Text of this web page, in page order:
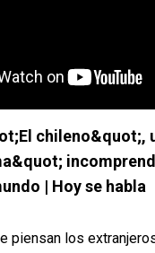
chileno&quot;,
| Hoy se habla
piensan los